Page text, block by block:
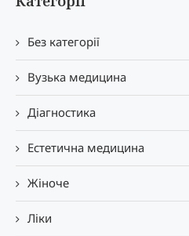
Без категорії
Вузька медицина
Діагностика
Естетична медицина
Жіноче
Ліки